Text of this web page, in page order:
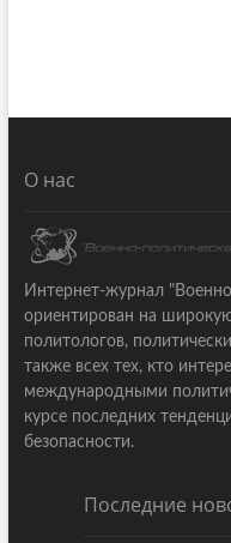
О нас
Интернет-журнал
ориентирован на
политологов,
также всех тех, кто
международными
курсе последних
безопасности.
Последние